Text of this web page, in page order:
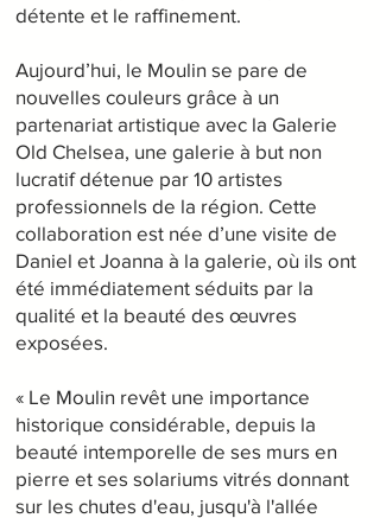
détente et le raffinement.
Aujourd’hui, le Moulin se pare de
nouvelles couleurs grâce à un
partenariat artistique avec la Galerie
Old Chelsea, une galerie à but non
lucratif détenue par 10 artistes
professionnels de la région. Cette
collaboration est née d’une visite de
Daniel et Joanna à la galerie, où ils ont
été immédiatement séduits par la
qualité et la beauté des œuvres
exposées.
« Le Moulin revêt une importance
historique considérable, depuis la
beauté intemporelle de ses murs en
pierre et ses solariums vitrés donnant
sur les chutes d'eau, jusqu'à l'allée